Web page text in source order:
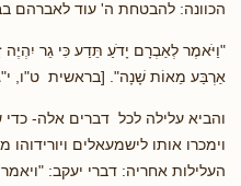
הכוונה: להבטחת ה' עוד לאברהם
"וַיֹּאמֶר לְאַבְרָם יָדֹעַ תֵּדַע כִּי גֵר
אַרְבַּע מֵאוֹת שָׁנָה". [בראשית ט"ו,
והביא עלילה לכל דברים אלה- כדי
וימכרו אותו לישמעאלים
העלילות אחריה: דברי יעקב: